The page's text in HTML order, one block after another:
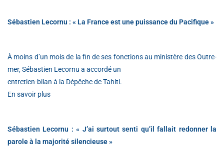
Sébastien Lecornu : « La France est une puissance du Pacifique »
À moins d’un mois de la fin de ses fonctions au ministère des Outre-
mer, Sébastien Lecornu a accordé un
entretien-bilan à la Dépêche de Tahiti.
En savoir plus
Sébastien Lecornu : « J’ai surtout senti qu’il fallait redonner la
parole à la majorité silencieuse »